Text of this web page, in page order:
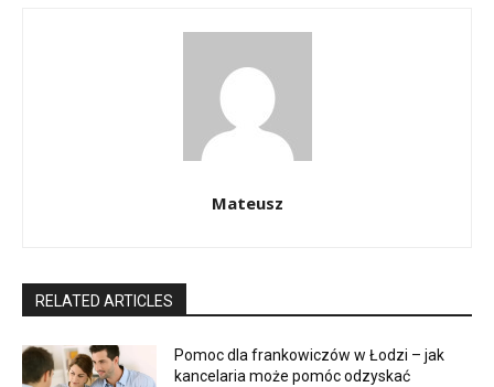
Mateusz
RELATED ARTICLES
Pomoc dla frankowiczów w Łodzi – jak
kancelaria może pomóc odzyskać